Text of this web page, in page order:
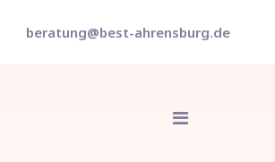
beratung@best-ahrensburg.de